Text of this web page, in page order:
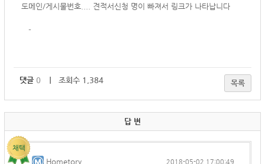
도메인/게시물번호.... 견적서신청 명이 빠져서 링크가 나타납니다
-
댓글 0 ｜ 조회수 1,384 목록
답 변
Hometory 2018-05-02 17:00:49